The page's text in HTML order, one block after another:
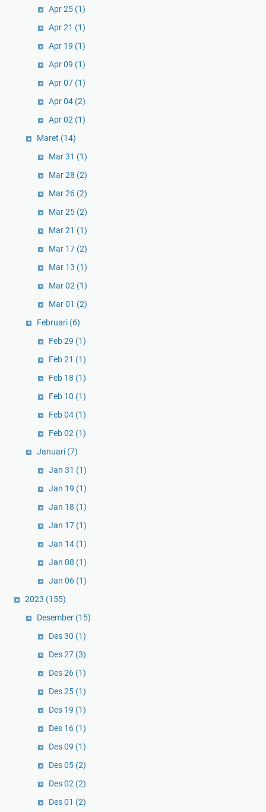
Apr 25 (1)
Apr 21 (1)
Apr 19 (1)
Apr 09 (1)
Apr 07 (1)
Apr 04 (2)
Apr 02 (1)
Maret (14)
Mar 31 (1)
Mar 28 (2)
Mar 26 (2)
Mar 25 (2)
Mar 21 (1)
Mar 17 (2)
Mar 13 (1)
Mar 02 (1)
Mar 01 (2)
Februari (6)
Feb 29 (1)
Feb 21 (1)
Feb 18 (1)
Feb 10 (1)
Feb 04 (1)
Feb 02 (1)
Januari (7)
Jan 31 (1)
Jan 19 (1)
Jan 18 (1)
Jan 17 (1)
Jan 14 (1)
Jan 08 (1)
Jan 06 (1)
2023 (155)
Desember (15)
Des 30 (1)
Des 27 (3)
Des 26 (1)
Des 25 (1)
Des 19 (1)
Des 16 (1)
Des 09 (1)
Des 05 (2)
Des 02 (2)
Des 01 (2)